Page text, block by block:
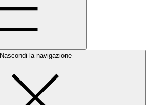
Nascondi la navigazione